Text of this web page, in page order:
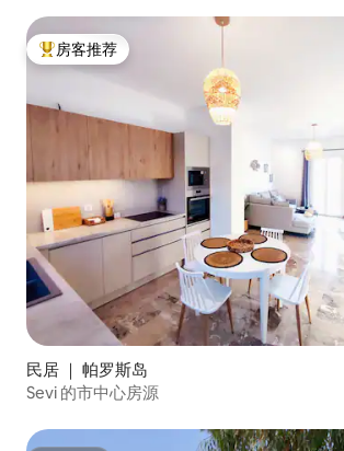
热门「房客推荐」
房客推荐
民居 ｜ 帕罗斯岛
Sevi 的市中心房源